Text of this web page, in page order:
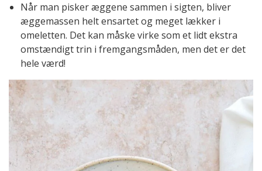
Når man pisker æggene sammen i sigten, bliver
æggemassen helt ensartet og meget lækker i
omeletten. Det kan måske virke som et lidt ekstra
omstændigt trin i fremgangsmåden, men det er det
hele værd!